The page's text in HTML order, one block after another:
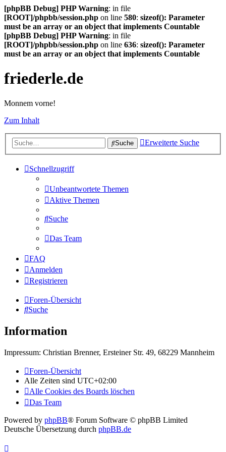
[phpBB Debug] PHP Warning: in file
[ROOT]/phpbb/session.php on line 580: sizeof(): Parameter
must be an array or an object that implements Countable
[phpBB Debug] PHP Warning: in file
[ROOT]/phpbb/session.php on line 636: sizeof(): Parameter
must be an array or an object that implements Countable
friederle.de
Monnem vorne!
Zum Inhalt
Suche Erweiterte Suche
Schnellzugriff
Unbeantwortete Themen
Aktive Themen
Suche
Das Team
FAQ
Anmelden
Registrieren
Foren-Übersicht
Suche
Information
Impressum: Christian Brenner, Ersteiner Str. 49, 68229 Mannheim
Foren-Übersicht
Alle Zeiten sind UTC+02:00
Alle Cookies des Boards löschen
Das Team
Powered by phpBB® Forum Software © phpBB Limited
Deutsche Übersetzung durch phpBB.de